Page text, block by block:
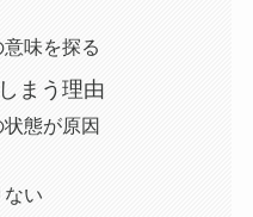
味を探る
まう理由
態が原因
ない